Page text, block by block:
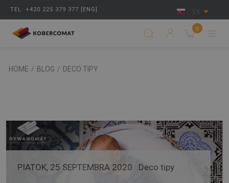
TEL: +420 225 379 377 [ENG] SK
0
HOME / BLOG / DECO TIPY
PIATOK, 25 SEPTEMBRA 2020 Deco tipy